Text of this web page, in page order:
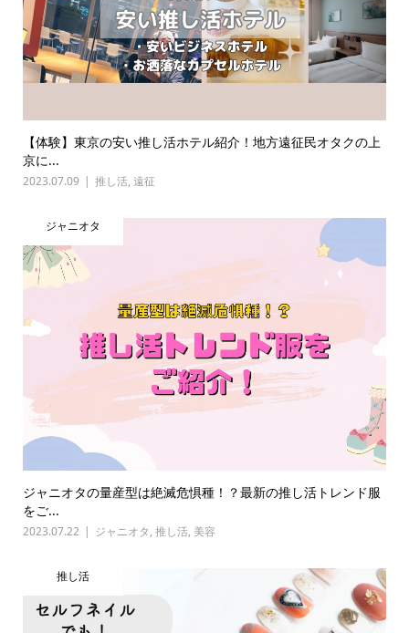
【体験】東京の安い推し活ホテル紹介！地方遠征民オタクの上
京に...
2023.07.09 推し活, 遠征
ジャニオタ
ジャニオタの量産型は絶滅危惧種！？最新の推し活トレンド服
をご...
2023.07.22 ジャニオタ, 推し活, 美容
推し活